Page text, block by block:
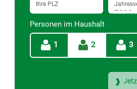
Ihre PLZ
Personen im Haushalt
1 2 3